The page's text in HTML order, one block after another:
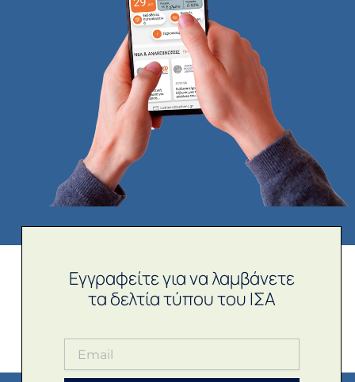
Εγγραφείτε για να λαμβάνετε
τα δελτία τύπου του ΙΣΑ